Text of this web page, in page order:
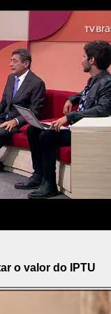
o valor do IPTU